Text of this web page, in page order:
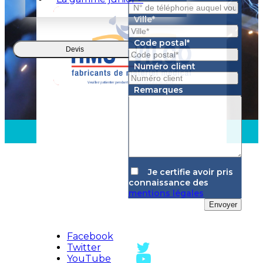
Devis
Ville*
Code postal*
Numéro client
Remarques
Je certifie avoir pris
connaissance des
mentions légales
Envoyer
Facebook
Twitter
YouTube